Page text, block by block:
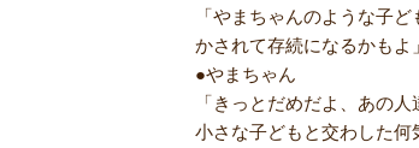
「やまちゃんのような子
かされて存続になるかもよ」
●やまちゃん
「きっとだめだよ、あの
小さな子どもと交わした